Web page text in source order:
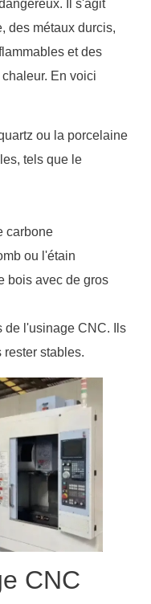
Il s'agit
des métaux durcis,
et des
En voici
ou la porcelaine
tels que le
carbone
ou l'étain
bois avec de gros
de l'usinage CNC. Ils
rester stables.
CNC